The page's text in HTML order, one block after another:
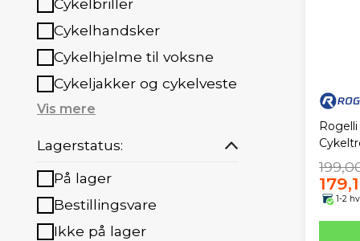
Cykelbriller
Cykelhandsker
Cykelhjelme til voksne
Cykeljakker og cykelveste
Vis mere
Lagerstatus:
På lager
Bestillingsvare
Ikke på lager
1-2